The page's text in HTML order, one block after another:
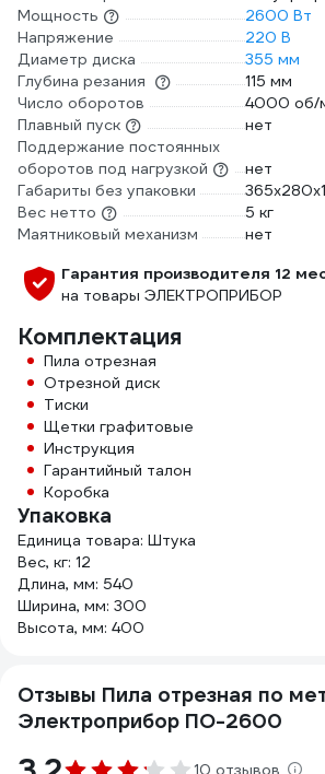
Мощность
2600 Вт
Напряжение
220 В
Диаметр диска
355 мм
Глубина резания
115 мм
Число оборотов
4000 об/
Плавный пуск
нет
Поддержание постоянных
оборотов под нагрузкой
нет
Габариты без упаковки
Вес нетто
5 кг
Маятниковый механизм
нет
Гарантия производителя 12
на товары ЭЛЕКТРОПРИБОР
Комплектация
Пила отрезная
Отрезной диск
Тиски
Щетки графитовые
Инструкция
Гарантийный талон
Коробка
Упаковка
Единица товара: Штука
Вес, кг: 12
Длина, мм: 540
Ширина, мм: 300
Высота, мм: 400
Отзывы Пила отрезная по
Электроприбор ПО-2600
10 отзывов